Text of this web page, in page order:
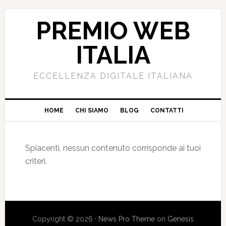
PREMIO WEB
ITALIA
ECCELLENZA DIGITALE ITALIANA
HOME CHI SIAMO BLOG CONTATTI
Spiacenti, nessun contenuto corrisponde ai tuoi
criteri.
Copyright © 2026 · News Pro Themeon Genesis